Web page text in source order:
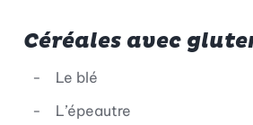
Céréales avec
Le blé
L’épeautre